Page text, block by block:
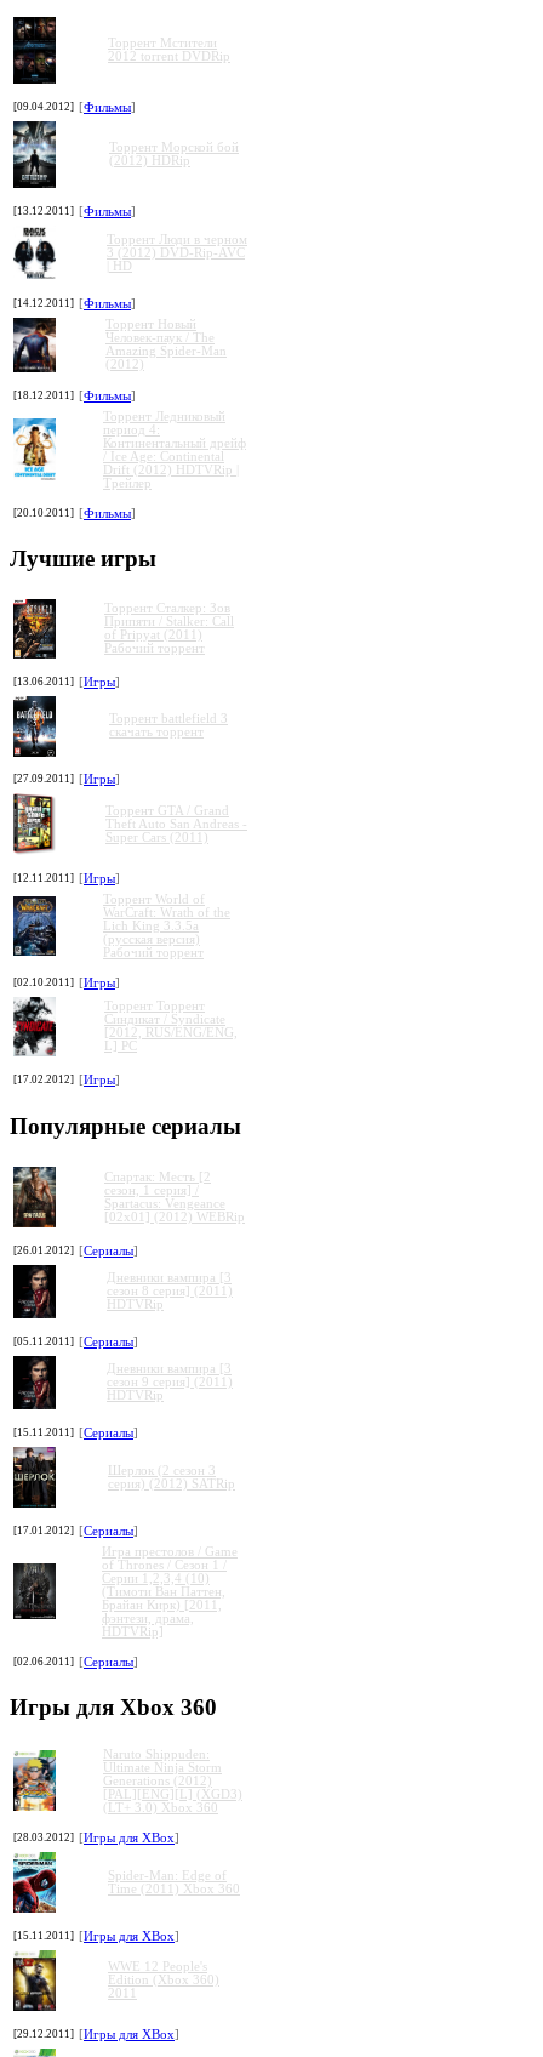
Торрент Мстители
2012 torrent DVDRip
[09.04.2012] [Фильмы]
Торрент Морской бой
(2012) HDRip
[13.12.2011] [Фильмы]
Торрент Люди в черном
3 (2012) DVD-Rip-AVC
| HD
[14.12.2011] [Фильмы]
Торрент Новый
Человек-паук / The
Amazing Spider-Man
(2012)
[18.12.2011] [Фильмы]
Торрент Ледниковый
период 4:
Континентальный дрейф
/ Ice Age: Continental
Drift (2012) HDTVRip |
Трейлер
[20.10.2011] [Фильмы]
Лучшие игры
Торрент Сталкер: Зов
Припяти / Stalker: Call
of Pripyat (2011)
Рабочий торрент
[13.06.2011] [Игры]
Торрент battlefield 3
скачать торрент
[27.09.2011] [Игры]
Торрент GTA / Grand
Theft Auto San Andreas -
Super Cars (2011)
[12.11.2011] [Игры]
Торрент World of
WarCraft: Wrath of the
Lich King 3.3.5a
(русская версия)
Рабочий торрент
[02.10.2011] [Игры]
Торрент Торрент
Cиндикат / Syndicate
[2012, RUS/ENG/ENG,
L] PC
[17.02.2012] [Игры]
Популярные сериалы
Спартак: Месть [2
сезон, 1 серия] /
Spartacus: Vengeance
[02x01] (2012) WEBRip
[26.01.2012] [Сериалы]
Дневники вампира [3
сезон 8 серия] (2011)
HDTVRip
[05.11.2011] [Сериалы]
Дневники вампира [3
сезон 9 серия] (2011)
HDTVRip
[15.11.2011] [Сериалы]
Шерлок (2 сезон 3
серия) (2012) SATRip
[17.01.2012] [Сериалы]
Игра престолов / Game
of Thrones / Сезон 1 /
Серии 1,2,3,4 (10)
(Тимоти Ван Паттен,
Брайан Кирк) [2011,
фэнтези, драма,
HDTVRip]
[02.06.2011] [Сериалы]
Игры для Xbox 360
Naruto Shippuden:
Ultimate Ninja Storm
Generations (2012)
[PAL][ENG][L] (XGD3)
(LT+ 3.0) Xbox 360
[28.03.2012] [Игры для XBox]
Spider-Man: Edge of
Time (2011) Xbox 360
[15.11.2011] [Игры для XBox]
WWE 12 People's
Edition (Xbox 360)
2011
[29.12.2011] [Игры для XBox]